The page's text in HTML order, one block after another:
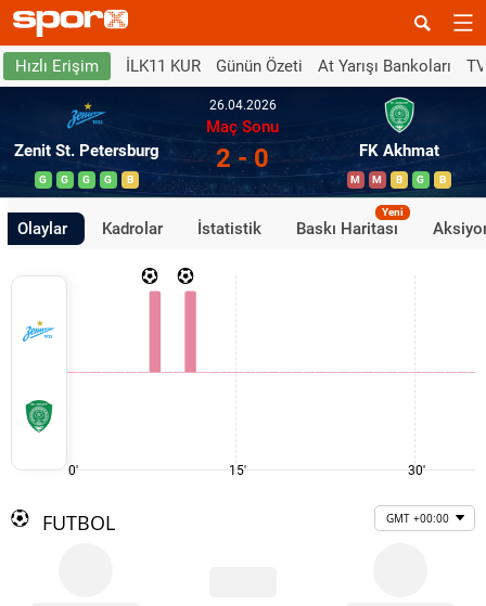
Hızlı Erişim İLK11 KUR Günün Özeti At Yarışı Bankoları
Zenit St. Petersburg
G G G G B
26.04.2026
Maç Sonu
2 - 0 FK Akhmat
M M B G B
Olaylar Kadrolar İstatistik Baskı Haritası
Yeni
0' 15' 30'
FUTBOL GMT +00:00